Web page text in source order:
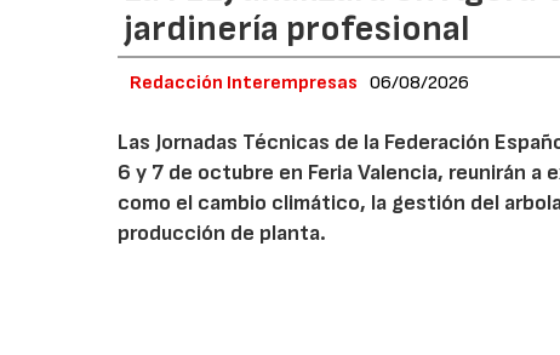
jardinería profesional
Redacción Interempresas 06/08/2026
Las Jornadas Técnicas de la Federación
6 y 7 de octubre en Feria Valencia, reunirán
como el cambio climático, la gestión del
producción de planta.